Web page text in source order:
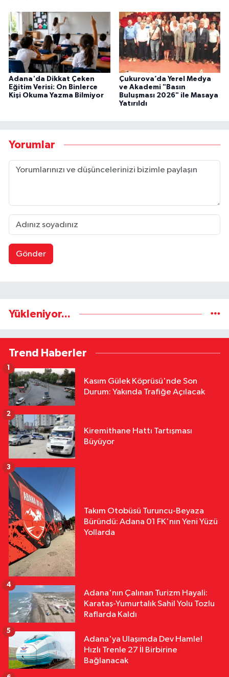
Adana'da Dikkat Çeken
Eğitim Verisi: On Binlerce
Kişi Okuma Yazma Bilmiyor
Çukurova’da Yerel Medya
ve Akademi "Basın
Buluşması 2026" ile Masaya
Yatırıldı
Yorumlar
Gönder
Yükleniyor...
Trend Haberler
Kasım Gülek Köprüsü'nde Son
Durum: Yakında Trafiğe Açılacak
1
Kiremithane Hattı Tartışması
Büyüyor
2
Takım Otobüsü Turuncu-Beyaza
Büründü: Adana 01 FK'nın Yeni Yüzü
Yollarda
3
Adana'nın Çalınan Turizm Hayali:
Karataş-Yumurtalık Sahil Yolu Tozlu
Raflarda Kaldı
4
Adana'ya Ulaşımda Dev Hamle!
Hızlı Trenle 27 İl Birbirine
Bağlanacak
5